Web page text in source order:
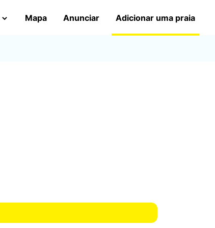
Mapa Anunciar Adicionar uma praia